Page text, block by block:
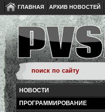
ГЛАВНАЯ АРХИВ НОВОСТЕЙ
НОВОСТИ
ПРОГРАММИРОВАНИЕ